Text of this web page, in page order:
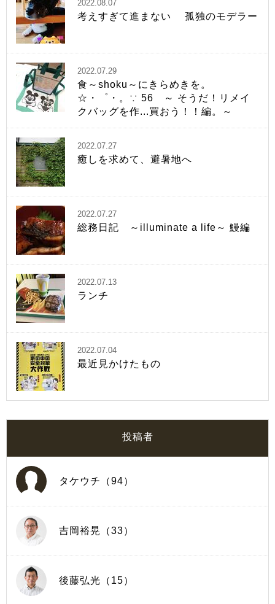
2022.08.07
考えすぎて進まない 孤独のモデラー
2022.07.29
食～shoku～にきらめきを。
☆・゜・。∵ 56 ～ そうだ！リメイ
クバッグを作...買おう！！編。～
2022.07.27
癒しを求めて、避暑地へ
2022.07.27
総務日記 ～illuminate a life～ 鰻編
2022.07.13
ランチ
2022.07.04
最近見かけたもの
投稿者
タケウチ（94）
吉岡裕晃（33）
後藤弘光（15）